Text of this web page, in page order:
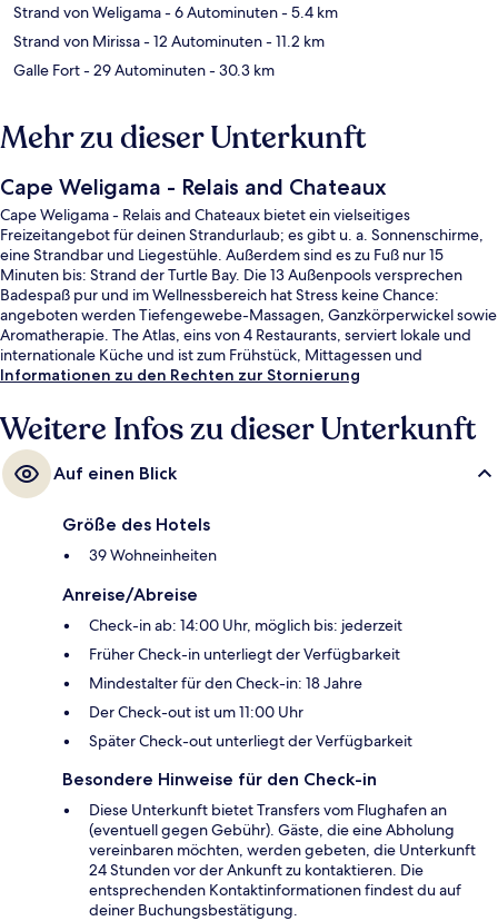
Strand von Weligama- 6 Autominuten- 5.4 km
Strand von Mirissa- 12 Autominuten- 11.2 km
Galle Fort- 29 Autominuten- 30.3 km
Mehr zu dieser Unterkunft
Cape Weligama - Relais and Chateaux
Cape Weligama - Relais and Chateaux bietet ein vielseitiges
Freizeitangebot für deinen Strandurlaub; es gibt u. a. Sonnenschirme,
eine Strandbar und Liegestühle. Außerdem sind es zu Fuß nur 15
Minuten bis: Strand der Turtle Bay. Die 13 Außenpools versprechen
Badespaß pur und im Wellnessbereich hat Stress keine Chance:
angeboten werden Tiefengewebe-Massagen, Ganzkörperwickel sowie
Aromatherapie. The Atlas, eins von 4 Restaurants, serviert lokale und
internationale Küche und ist zum Frühstück, Mittagessen und
Abendessen geöffnet. Als weitere Highlights bietet dieses Resort im
Poolbar.
Informationen zu den Rechten zur Stornierung
Weitere Infos zu dieser Unterkunft
Auf einen Blick
Größe des Hotels
39 Wohneinheiten
Anreise/Abreise
Check-in ab: 14:00 Uhr, möglich bis: jederzeit
Früher Check-in unterliegt der Verfügbarkeit
Mindestalter für den Check-in: 18 Jahre
Der Check-out ist um 11:00 Uhr
Später Check-out unterliegt der Verfügbarkeit
Besondere Hinweise für den Check-in
Diese Unterkunft bietet Transfers vom Flughafen an
(eventuell gegen Gebühr). Gäste, die eine Abholung
vereinbaren möchten, werden gebeten, die Unterkunft
24 Stunden vor der Ankunft zu kontaktieren. Die
entsprechenden Kontaktinformationen findest du auf
deiner Buchungsbestätigung.